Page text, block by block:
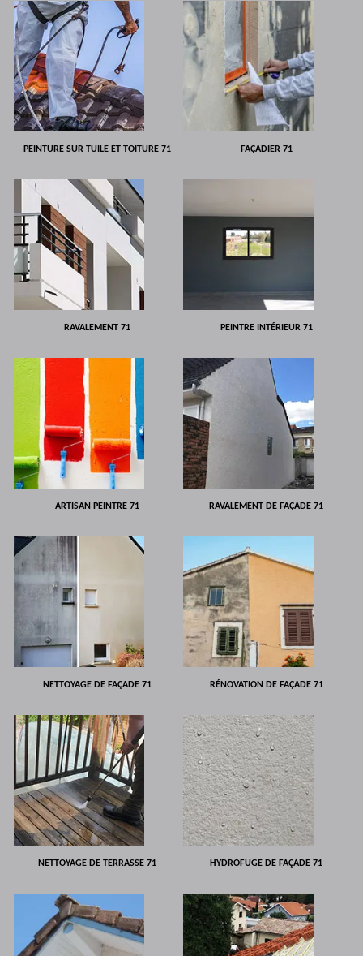
PEINTURE SUR TUILE ET TOITURE 71 FAÇADIER 71
RAVALEMENT 71 PEINTRE INTÉRIEUR 71
ARTISAN PEINTRE 71 RAVALEMENT DE FAÇADE 71
NETTOYAGE DE FAÇADE 71 RÉNOVATION DE FAÇADE 71
NETTOYAGE DE TERRASSE 71 HYDROFUGE DE FAÇADE 71